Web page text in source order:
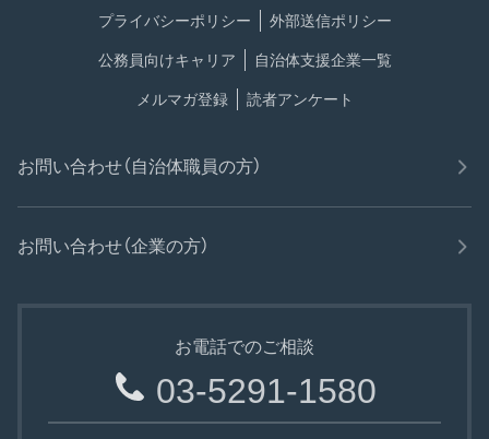
プライバシーポリシー 外部送信ポリシー
公務員向けキャリア 自治体支援企業一覧
メルマガ登録 読者アンケート
お問い合わせ（自治体職員の方）
お問い合わせ（企業の方）
お電話でのご相談
03-5291-1580